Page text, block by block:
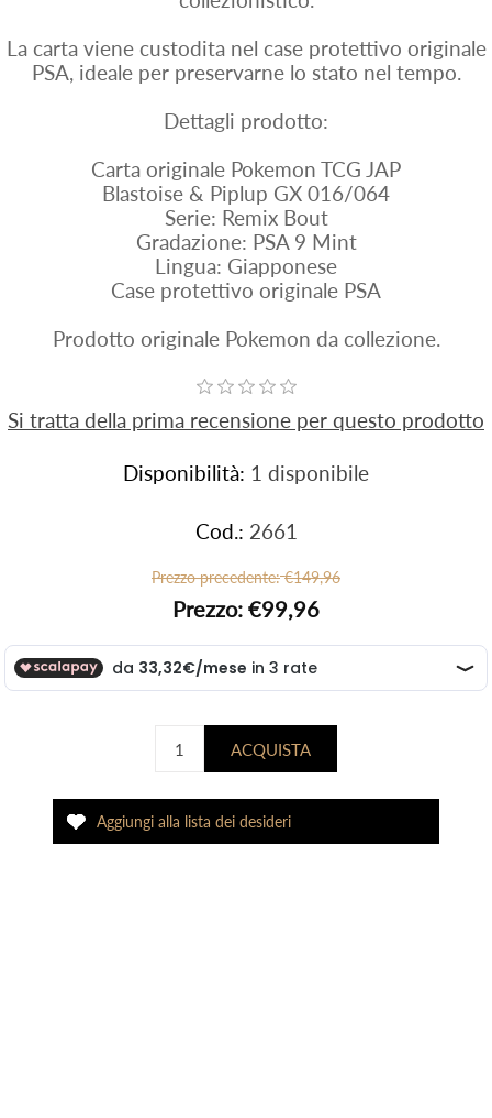
La carta viene custodita nel case protettivo originale
PSA, ideale per preservarne lo stato nel tempo.
Dettagli prodotto:
Carta originale Pokemon TCG JAP
Blastoise & Piplup GX 016/064
Serie: Remix Bout
Gradazione: PSA 9 Mint
Lingua: Giapponese
Case protettivo originale PSA
Prodotto originale Pokemon da collezione.
Si tratta della prima recensione per questo prodotto
Disponibilità: 1 disponibile
Cod.: 2661
Prezzo precedente: €149,96
Prezzo: €99,96